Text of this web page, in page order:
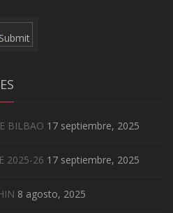
BILBAO 17 septiembre, 2025
2025-26 17 septiembre, 2025
8 agosto, 2025